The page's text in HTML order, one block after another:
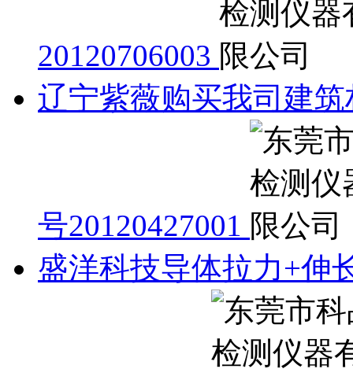
20120706003
辽宁紫薇购买我司建
号20120427001
盛洋科技导体拉力+伸